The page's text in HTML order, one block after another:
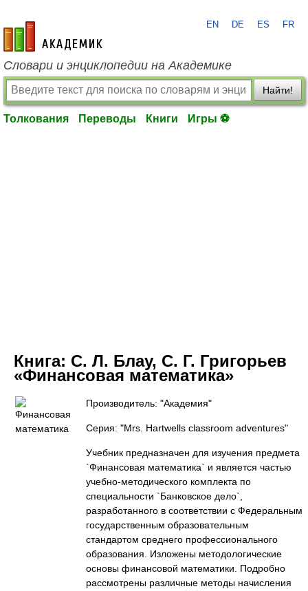
academic.ru
EN DE ES FR
Словари и энциклопедии на Академике
Найти!
Толкования Переводы Книги Игры ⚽
Книга: С. Л. Блау, С. Г. Григорьев
«Финансовая математика»
Производитель: "Академия"
Серия: "Mrs. Hartwells classroom adventures"
Учебник предназначен для изучения предмета
`Финансовая математика` и является частью
учебно-методического комплекта по
специальности `Банковское дело`,
разработанного в соответствии с Федеральным
государственным образовательным
стандартом среднего профессионального
образования. Изложены методологические
основы финансовой математики. Подробно
рассмотрены различные методы начисления